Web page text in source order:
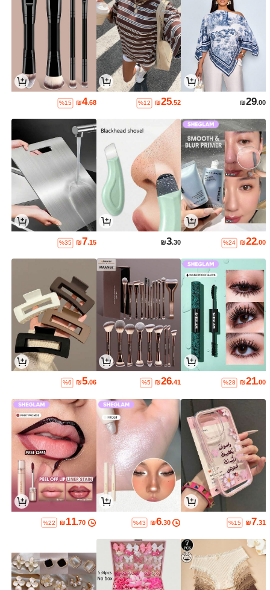
₪29.00
₪25.52
%12
₪4.68
%15
₪22.00
%24
₪3.30
₪7.15
%35
₪21.00
%28
₪26.41
%5
₪5.06
%6
₪7.31
%15
₪6.30
%43
₪11.70
%22